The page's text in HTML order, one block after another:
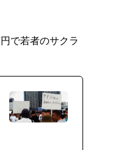
で若者のサクラ